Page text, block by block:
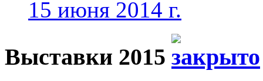
15 июня 2014 г.
Выставки 2015